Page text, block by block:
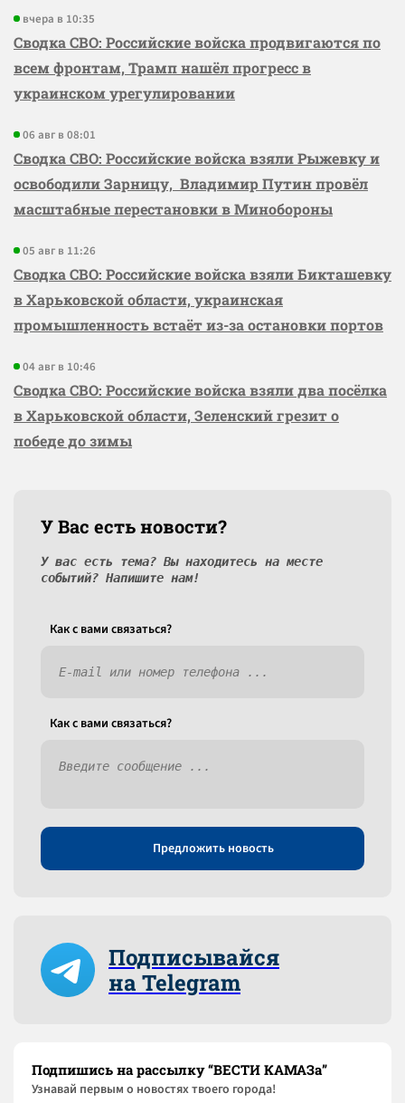
вчера в 10:35
Сводка СВО: Российские войска продвигаются по
всем фронтам, Трамп нашёл прогресс в
украинском урегулировании
06 авг в 08:01
Сводка СВО: Российские войска взяли Рыжевку и
освободили Зарницу, Владимир Путин провёл
масштабные перестановки в Минобороны
05 авг в 11:26
Сводка СВО: Российские войска взяли Бикташевку
в Харьковской области, украинская
промышленность встаёт из-за остановки портов
04 авг в 10:46
Сводка СВО: Российские войска взяли два посёлка
в Харьковской области, Зеленский грезит о
победе до зимы
У Вас есть новости?
У вас есть тема? Вы находитесь на месте
событий? Напишите нам!
Как c вами связаться?
Как c вами связаться?
Предложить новость
Подписывайся
на Telegram
Подпишись на рассылку “ВЕСТИ КАМАЗа”
Узнaвай первым о новостях твоего города!